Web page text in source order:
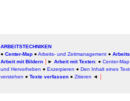
ARBEITSTECHNIKEN
● Center-Map ● Arbeits- und Zeitmanagement ●
Arbeit mit Bildern
► Arbeit mit Texten: ● Center-Map
und Hervorheben ● Exzerpieren ● Den Inhalt eines
verstehen ● Texte verfassen ● Zitieren ◄